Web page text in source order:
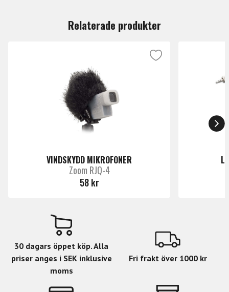
Relaterade produkter
VINDSKYDD MIKROFONER
Zoom RJQ-4
58 kr
30 dagars öppet köp. Alla
priser anges i SEK inklusive
moms
Fri frakt över 1000 kr